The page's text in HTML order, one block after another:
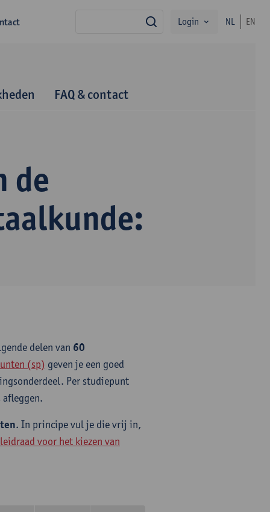
zoekLogin NL EN
FAQ & contact
de
delen van 60
(sp) geven je een goed
Per studiepunt
afleggen.
. In principe vul je die vrij in,
leidraad voor het kiezen van